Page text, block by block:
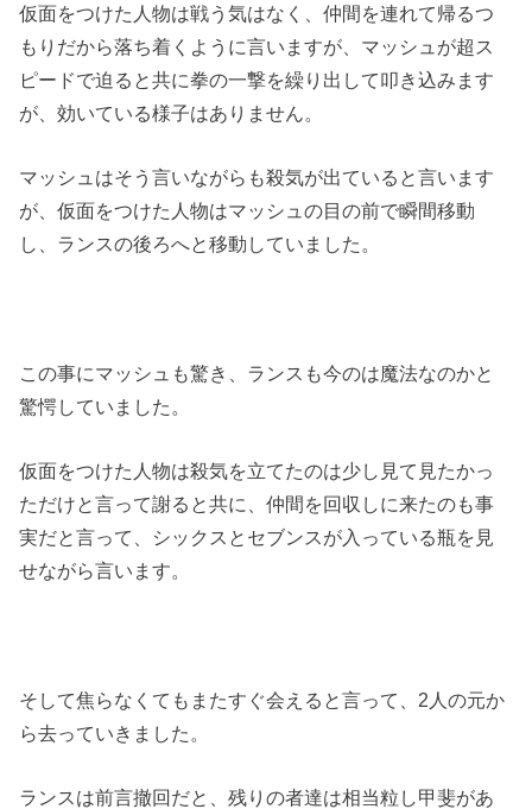
仮面をつけた人物は戦う気はなく、仲間を連れて帰るつ
もりだから落ち着くように言いますが、マッシュが超ス
ピードで迫ると共に拳の一撃を繰り出して叩き込みます
が、効いている様子はありません。
マッシュはそう言いながらも殺気が出ていると言います
が、仮面をつけた人物はマッシュの目の前で瞬間移動
し、ランスの後ろへと移動していました。
この事にマッシュも驚き、ランスも今のは魔法なのかと
驚愕していました。
仮面をつけた人物は殺気を立てたのは少し見て見たかっ
ただけと言って謝ると共に、仲間を回収しに来たのも事
実だと言って、シックスとセブンスが入っている瓶を見
せながら言います。
そして焦らなくてもまたすぐ会えると言って、2人の元か
ら去っていきました。
ランスは前言撤回だと、残りの者達は相当粒し甲斐があ